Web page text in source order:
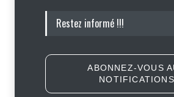
Trump et anti
Journalisme
Restez informé !!!
ABONNEZ-VOUS
NOTIFICATIONS